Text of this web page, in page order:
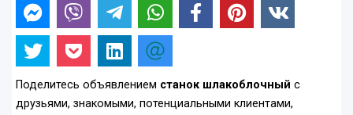
Поделитесь объявлением станок шлакоблочный с
друзьями, знакомыми, потенциальными клиентами,